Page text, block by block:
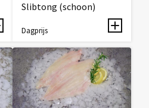
Slibtong (schoon)
Dagprijs